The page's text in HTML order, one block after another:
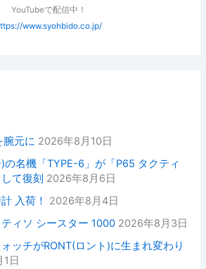
YouTubeで配信中！
www.syohbido.co.jp/
腕元に 2026年8月10日
の名機「TYPE-6」が「P65 タクティ
て復刻 2026年8月6日
入荷！
2026年8月4日
ィソ シースター 1000 2026年8月3日
ッチがRONT(ロント)に生まれ変わり
日